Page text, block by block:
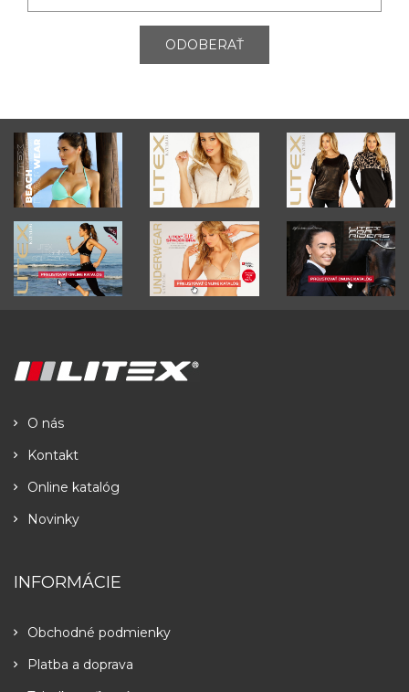
ODOBERAŤ
O nás
Kontakt
Online katalóg
Novinky
INFORMÁCIE
Obchodné podmienky
Platba a doprava